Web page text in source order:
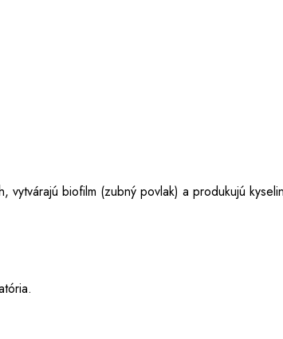
biofilm (zubný povlak) a produkujú